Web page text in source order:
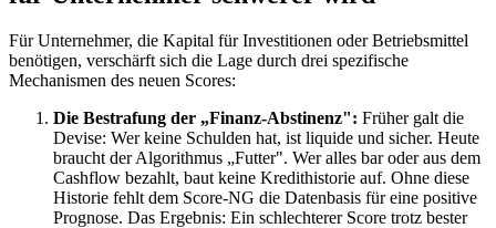
Für Unternehmer, die Kapital für Investitionen oder Betriebsmittel
benötigen, verschärft sich die Lage durch drei spezifische
Mechanismen des neuen Scores:
Die Bestrafung der „Finanz-Abstinenz": Früher galt die
Devise: Wer keine Schulden hat, ist liquide und sicher. Heute
braucht der Algorithmus „Futter". Wer alles bar oder aus dem
Cashflow bezahlt, baut keine Kredithistorie auf. Ohne diese
Historie fehlt dem Score-NG die Datenbasis für eine positive
Prognose. Das Ergebnis: Ein schlechterer Score trotz bester